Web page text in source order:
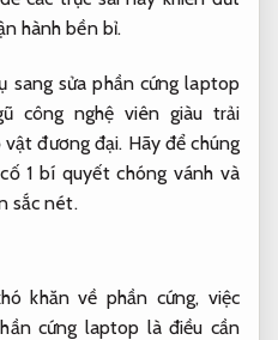
hành bền bỉ.
sang sửa phần cứng laptop
công nghệ viên giàu trải
đương đại. Hãy để chúng
1 bí quyết chóng vánh và
sắc nét.
khăn về phần cứng, việc
cứng laptop là điều cần